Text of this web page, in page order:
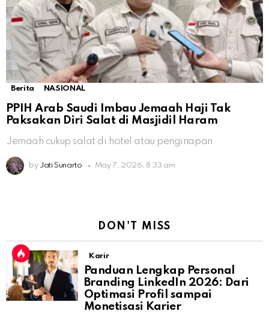
Berita NASIONAL
PPIH Arab Saudi Imbau Jemaah Haji Tak
Paksakan Diri Salat di Masjidil Haram
Jemaah cukup salat di hotel atau penginapan
by Jati Sunarto May 7, 2026, 8:33 am
DON'T MISS
Karir
Panduan Lengkap Personal
Branding LinkedIn 2026: Dari
Optimasi Profil sampai
Monetisasi Karier